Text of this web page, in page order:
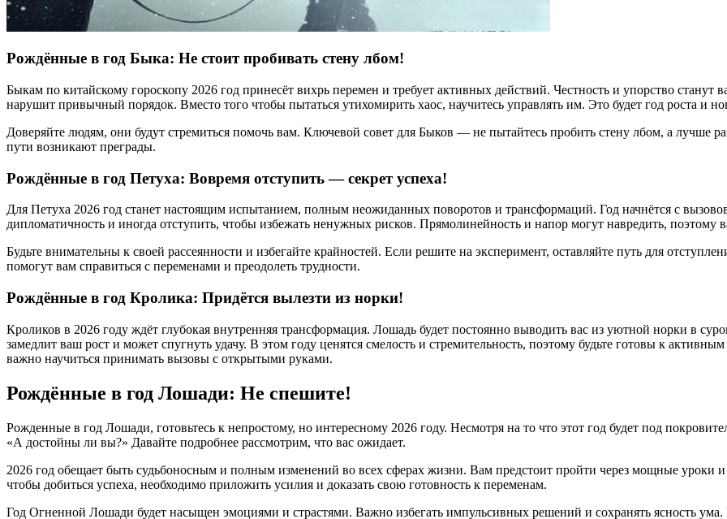
Рождённые в год Быка: Не стоит пробивать стену лбом!
Быкам по китайскому гороскопу 2026 год принесёт вихрь перемен и требует активных действий. Честность и упорство
нарушит привычный порядок. Вместо того чтобы пытаться утихомирить хаос, научитесь управлять им. Это будет год роста и
Доверяйте людям, они будут стремиться помочь вам. Ключевой совет для Быков — не пытайтесь пробить стену лбом, а лучше
пути возникают преграды.
Рождённые в год Петуха: Вовремя отступить — секрет успеха!
Для Петуха 2026 год станет настоящим испытанием, полным неожиданных поворотов и трансформаций. Год начнётся с
дипломатичность и иногда отступить, чтобы избежать ненужных рисков. Прямолинейность и напор могут навредить, поэтому
Будьте внимательны к своей рассеянности и избегайте крайностей. Если решите на эксперимент, оставляйте путь для
помогут вам справиться с переменами и преодолеть трудности.
Рождённые в год Кролика: Придётся вылезти из норки!
Кроликов в 2026 году ждёт глубокая внутренняя трансформация. Лошадь будет постоянно выводить вас из уютной норки в
замедлит ваш рост и может спугнуть удачу. В этом году ценятся смелость и стремительность, поэтому будьте готовы к
важно научиться принимать вызовы с открытыми руками.
Рождённые в год Лошади: Не спешите!
Рожденные в год Лошади, готовьтесь к непростому, но интересному 2026 году. Несмотря на то что этот год будет под
«А достойны ли вы?» Давайте подробнее рассмотрим, что вас ожидает.
2026 год обещает быть судьбоносным и полным изменений во всех сферах жизни. Вам предстоит пройти через мощные уроки
чтобы добиться успеха, необходимо приложить усилия и доказать свою готовность к переменам.
Год Огненной Лошади будет насыщен эмоциями и страстями. Важно избегать импульсивных решений и сохранять ясность